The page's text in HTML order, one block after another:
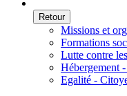
Retour
Missions et
Formations
Lutte contre
Hébergement
Egalité -